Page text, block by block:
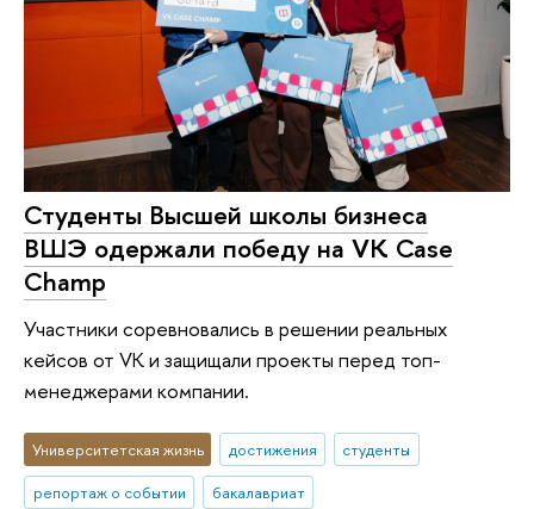
Студенты Высшей школы бизнеса
ВШЭ одержали победу на VK Case
Champ
Участники соревновались в решении реальных
кейсов от VK и защищали проекты перед топ-
менеджерами компании.
Университетская жизнь достижения
студенты
репортаж о событии
бакалавриат